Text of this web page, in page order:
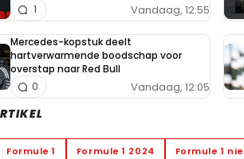
Vandaag, 12:55
1
Mercedes-kopstuk deelt
hartverwarmende boodschap voor
overstap naar Red Bull
Vandaag, 12:05
0
Formule 1 Formule 1 2024 Formule 1